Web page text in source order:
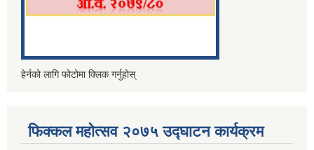
हेर्नको लागि फोटोमा क्लिक गर्नुहोस्
फिक्कल महोत्सव २०७५ उद्घाटन कार्यक्रम